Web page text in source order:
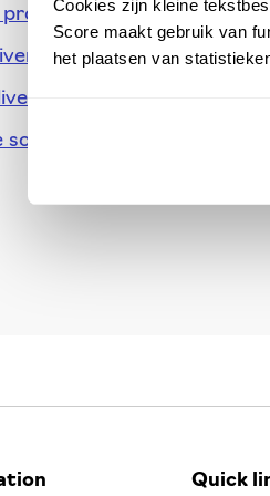
Cookies zijn kleine
Score maakt gebruik van
het plaatsen van
programme
programme
solutions /
your
Quick